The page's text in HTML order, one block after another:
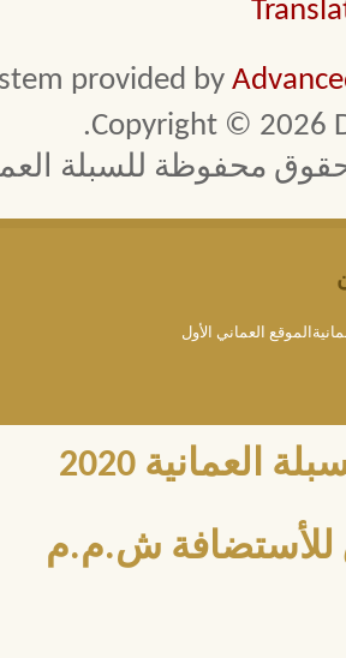
provided by
Copyright © 2026
محفوظة للسبلة العمانية
العماني الأول
2020
للأستضافة ش.م.م